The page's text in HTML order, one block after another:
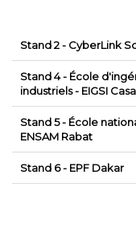
Stand 2 - CyberLink
Stand 4 - École
industriels - EIGSI
Stand 5 - École
ENSAM Rabat
Stand 6 - EPF Dakar